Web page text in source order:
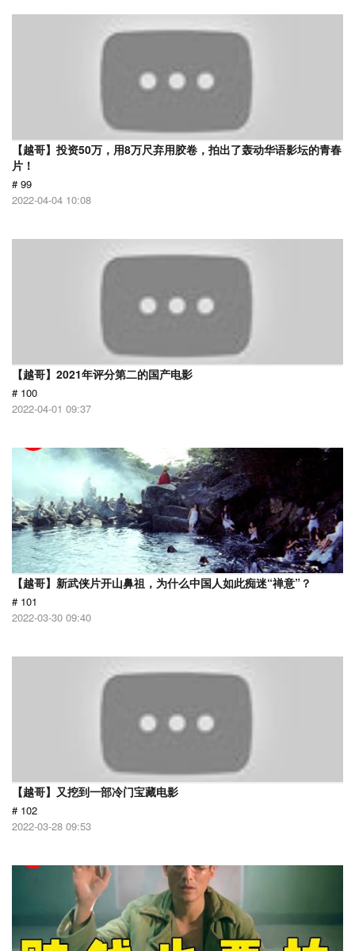
【越哥】投资50万，用8万尺弃用胶卷，拍出了轰动华语影坛的青春
片！
# 99
2022-04-04 10:08
【越哥】2021年评分第二的国产电影
# 100
2022-04-01 09:37
【越哥】新武侠片开山鼻祖，为什么中国人如此痴迷“禅意”？
# 101
2022-03-30 09:40
【越哥】又挖到一部冷门宝藏电影
# 102
2022-03-28 09:53